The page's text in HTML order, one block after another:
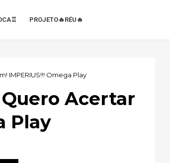
PROJETO🔥RÉU🔥
IMPERIUS!!! Omega Play
Quero Acertar
Play